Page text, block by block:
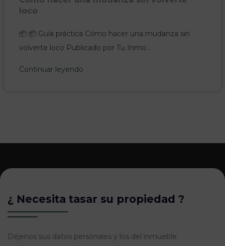
loco
📦 📦 Guía práctica Cómo hacer una mudanza sin
volverte loco Publicado por Tu Inmo...
Continuar leyendo
¿ Necesita tasar su propiedad ?
Déjenos sus datos personales y los del inmueble.